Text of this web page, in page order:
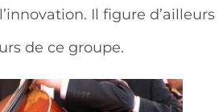
Il figure d’ailleurs
de ce groupe.